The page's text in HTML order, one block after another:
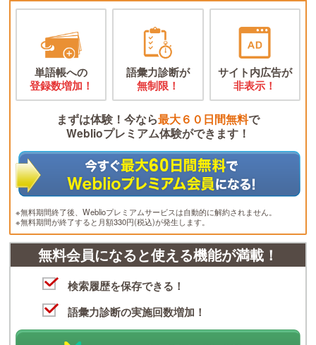
単語帳への
登録数増加！
語彙力診断が
無制限！
サイト内広告が
非表示！
まずは体験！今なら最大６０日間無料で
Weblioプレミアム体験ができます！
※無料期間終了後、Weblioプレミアムサービスは自動的に解約されません。
※無料期間が終了すると月額330円(税込)が発生します。
無料会員になると使える機能が満載！
検索履歴を保存できる！
語彙力診断の実施回数増加！